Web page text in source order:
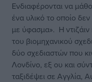
Ενδιαφέρονται να
ένα υλικό το οποίο
με ύφασμα». Η
του βιομηχανικού
δύο σχεδιαστών που
Λονδίνο, εξ ου και
ταξιδέψει σε Αγγλία,